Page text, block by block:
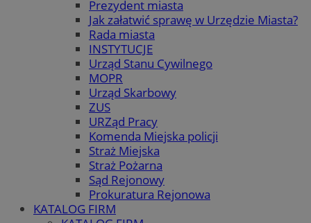
Prezydent miasta
Jak załatwić sprawę w Urzędzie Miasta?
Rada miasta
INSTYTUCJE
Urząd Stanu Cywilnego
MOPR
Urząd Skarbowy
ZUS
URZąd Pracy
Komenda Miejska policji
Straż Miejska
Straż Pożarna
Sąd Rejonowy
Prokuratura Rejonowa
KATALOG FIRM